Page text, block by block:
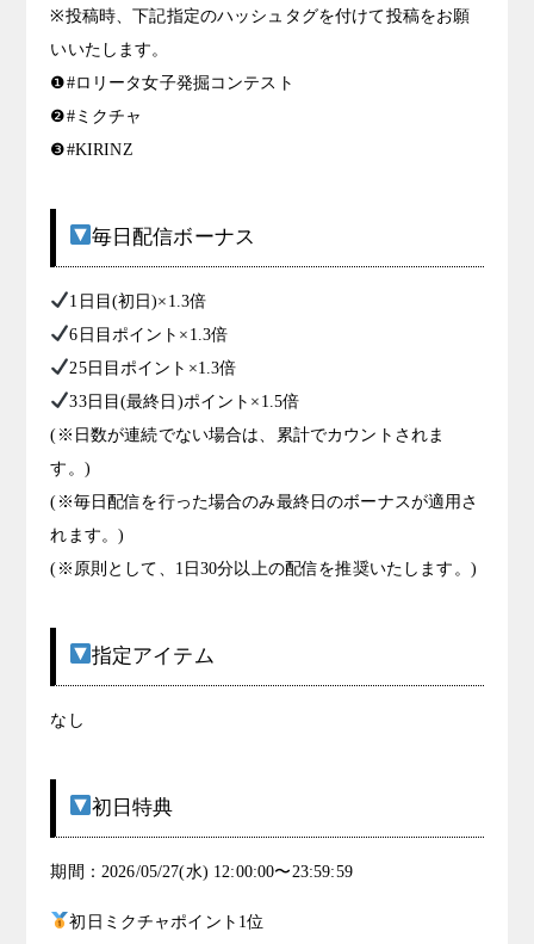
※投稿時、下記指定のハッシュタグを付けて投稿をお願
いいたします。
❶#ロリータ女子発掘コンテスト
❷#ミクチャ
❸#KIRINZ
毎日配信ボーナス
1日目(初日)×1.3倍
6日目ポイント×1.3倍
25日目ポイント×1.3倍
33日目(最終日)ポイント×1.5倍
(※日数が連続でない場合は、累計でカウントされま
す。)
(※毎日配信を行った場合のみ最終日のボーナスが適用さ
れます。)
(※原則として、1日30分以上の配信を推奨いたします。)
指定アイテム
なし
初日特典
期間：2026/05/27(水) 12:00:00〜23:59:59
初日ミクチャポイント1位